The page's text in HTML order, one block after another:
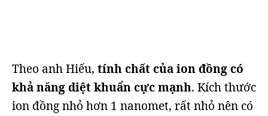
Theo anh Hiếu, tính chất của ion đồng có
khả năng diệt khuẩn cực mạnh. Kích thước
ion đồng nhỏ hơn 1 nanomet, rất nhỏ nên có